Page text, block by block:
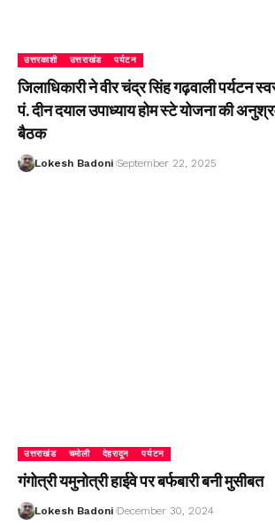
उत्तरकाशी उत्तराखंड पर्यटन
जिलाधिकारी ने वीर चंद्र सिंह गढ़वाली पर्यटन
पं. दीन दयाल उपाध्याय होम स्टे योजना की
बैठक
Lokesh Badoni September 22, 2025
उत्तराखंड चमोली देहरादून पर्यटन
गंगोत्री यमुनोत्री हाईवे पर बर्फबारी बनी मुसीबत
Lokesh Badoni December 30, 2024